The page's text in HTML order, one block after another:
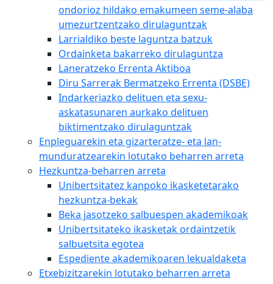
ondorioz hildako emakumeen seme-alaba
umezurtzentzako dirulaguntzak
Larrialdiko beste laguntza batzuk
Ordainketa bakarreko dirulaguntza
Laneratzeko Errenta Aktiboa
Diru Sarrerak Bermatzeko Errenta (DSBE)
Indarkeriazko delituen eta sexu-
askatasunaren aurkako delituen
biktimentzako dirulaguntzak
Enpleguarekin eta gizarteratze- eta lan-
munduratzearekin lotutako beharren arreta
Hezkuntza-beharren arreta
Unibertsitatez kanpoko ikasketetarako
hezkuntza-bekak
Beka jasotzeko salbuespen akademikoak
Unibertsitateko ikasketak ordaintzetik
salbuetsita egotea
Espediente akademikoaren lekualdaketa
Etxebizitzarekin lotutako beharren arreta